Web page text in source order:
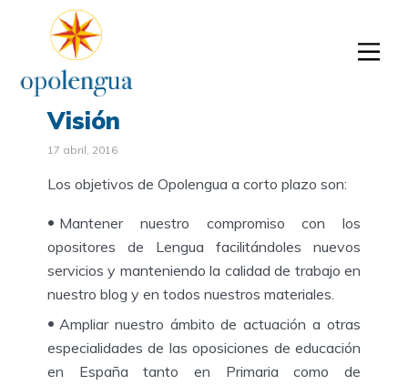
Visión
17 abril, 2016
Los objetivos de Opolengua a corto plazo son:
Mantener nuestro compromiso con los
opositores de Lengua facilitándoles nuevos
servicios y manteniendo la calidad de trabajo en
nuestro blog y en todos nuestros materiales.
Ampliar nuestro ámbito de actuación a otras
especialidades de las oposiciones de educación
en España tanto en Primaria como de